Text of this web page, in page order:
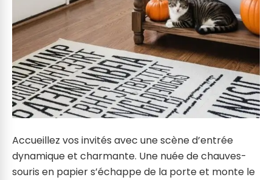
Accueillez vos invités avec une scène d’entrée
dynamique et charmante. Une nuée de chauves-
souris en papier s’échappe de la porte et monte le